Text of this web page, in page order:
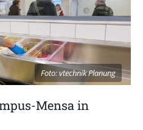
Foto: vtechnik Planung
Mensa in